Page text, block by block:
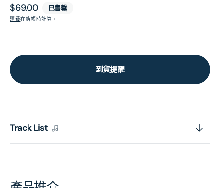
原
價
$69.00 已售罄
運費在結帳時計算。
到貨提醒
Track List